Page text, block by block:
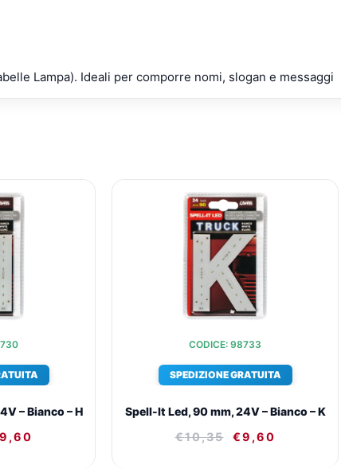
Lampa). Ideali per comporre nomi, slogan e messaggi
– Bianco – H
9,60
CODICE: 98733
SPEDIZIONE GRATUITA
Spell-It Led, 90 mm, 24V – Bianco – K
€10,35
PREZZO
ORIGINALE
ERA:
€10,35.
€9,60